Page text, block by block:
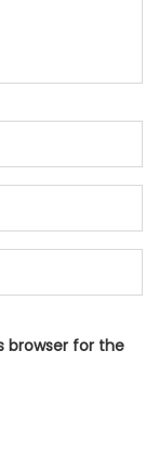
browser for the